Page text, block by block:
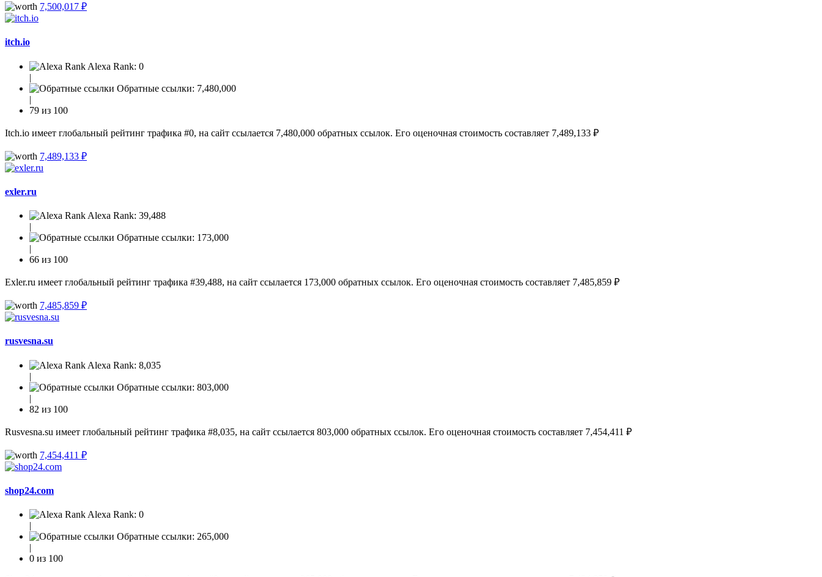
7,500,017 ₽
itch.io
Alexa Rank: 0
|
Обратные ссылки: 7,480,000
|
79 из 100
Itch.io имеет глобальный рейтинг трафика #0, на сайт ссылается 7,480,000 обратных ссылок. Его оценочная стоимость составляет 7,489,133 ₽
7,489,133 ₽
exler.ru
Alexa Rank: 39,488
|
Обратные ссылки: 173,000
|
66 из 100
Exler.ru имеет глобальный рейтинг трафика #39,488, на сайт ссылается 173,000 обратных ссылок. Его оценочная стоимость составляет 7,485,859 ₽
7,485,859 ₽
rusvesna.su
Alexa Rank: 8,035
|
Обратные ссылки: 803,000
|
82 из 100
Rusvesna.su имеет глобальный рейтинг трафика #8,035, на сайт ссылается 803,000 обратных ссылок. Его оценочная стоимость составляет 7,454,411 ₽
7,454,411 ₽
shop24.com
Alexa Rank: 0
|
Обратные ссылки: 265,000
|
0 из 100